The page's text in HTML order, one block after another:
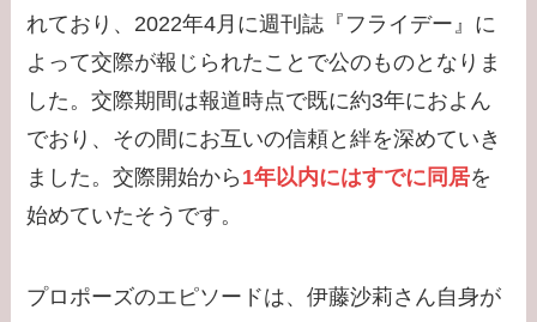
【学歴】岸井ゆきの大
学・高校のエピソード
まとめ！親は何してる
の？家族構成は？
れており、2022年4月に週刊誌『フライデー』に
よって交際が報じられたことで公のものとなりま
した。交際期間は報道時点で既に約3年におよん
でおり、その間にお互いの信頼と絆を深めていき
ました。交際開始から 1年以内にはすでに同居を
始めていたそうです。
プロポーズのエピソードは、伊藤沙莉さん自身が